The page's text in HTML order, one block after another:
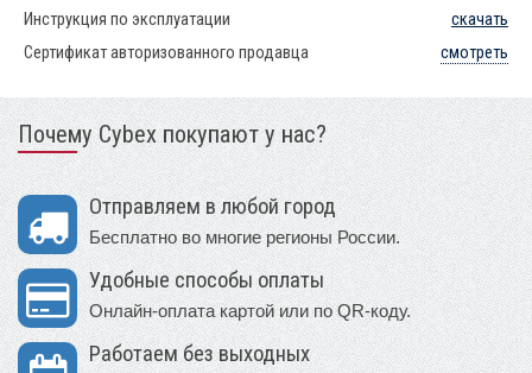
Инструкция по эксплуатации
скачать
Сертификат авторизованного продавца
смотреть
Почему Cybex покупают у нас?
Отправляем в любой город
Бесплатно во многие регионы России.
Удобные способы оплаты
Онлайн-оплата картой или по QR-коду.
Работаем без выходных